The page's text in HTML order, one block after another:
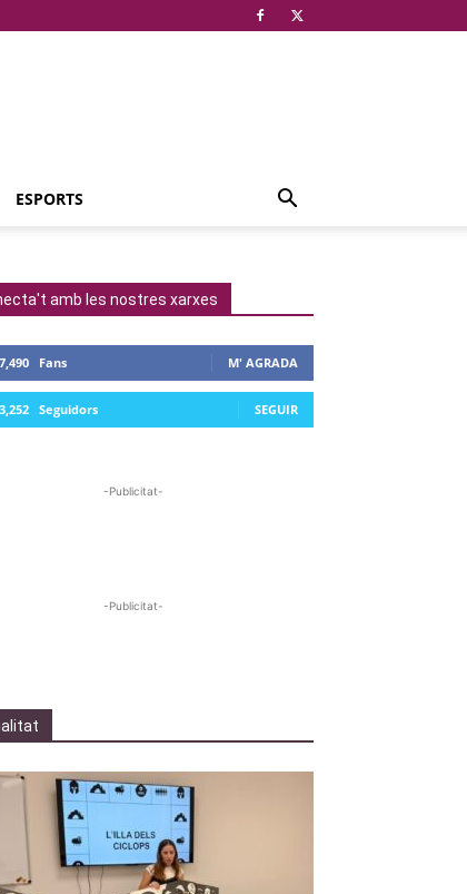
ESPORTS
amb les nostres xarxes
7,490 Fans M' AGRADA
3,252 Seguidors SEGUIR
-Publicitat-
-Publicitat-